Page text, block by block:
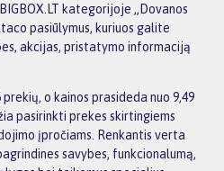
kategorijoje „Dovanos
pasiūlymus, kuriuos galite
akcijas, pristatymo informaciją
o kainos prasideda nuo 9,49
pasirinkti prekes skirtingiems
įpročiams. Renkantis verta
savybes, funkcionalumą,